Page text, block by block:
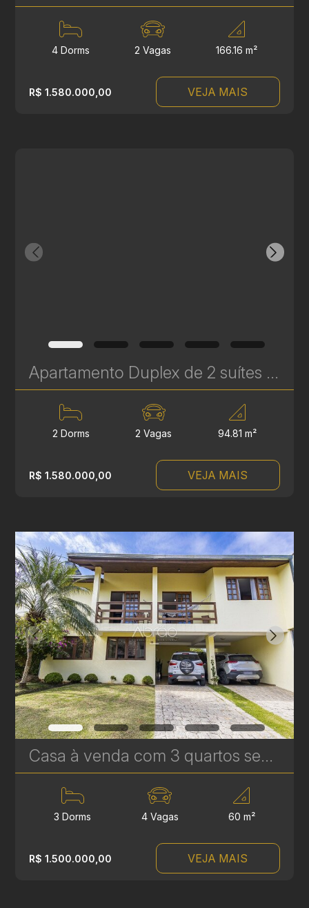
4 Dorms 2 Vagas 166.16 m²
R$ 1.580.000,00 VEJA MAIS
Apartamento Duplex de 2 suítes à Venda no Batel – Mainz Gutemberg - 94 m² | Ref. 626
2 Dorms 2 Vagas 94.81 m²
R$ 1.580.000,00 VEJA MAIS
Casa à venda com 3 quartos sendo 1 suíte no Boa Vista - 201m² - Condomínio Portal Boa Vista | Ref. 1787
3 Dorms 4 Vagas 60 m²
R$ 1.500.000,00 VEJA MAIS